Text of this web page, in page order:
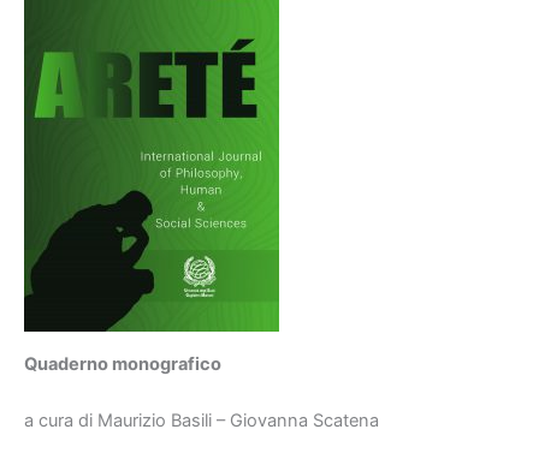
Quaderno monografico
a cura di Maurizio Basili – Giovanna Scatena